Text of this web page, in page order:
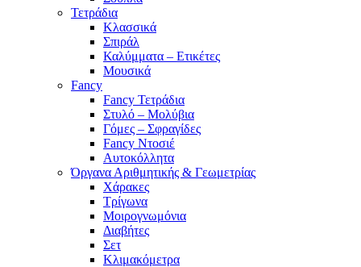
Τετράδια
Κλασσικά
Σπιράλ
Καλύμματα – Ετικέτες
Μουσικά
Fancy
Fancy Τετράδια
Στυλό – Μολύβια
Γόμες – Σφραγίδες
Fancy Ντοσιέ
Αυτοκόλλητα
Όργανα Αριθμητικής & Γεωμετρίας
Χάρακες
Τρίγωνα
Mοιρογνωμόνια
Διαβήτες
Σετ
Κλιμακόμετρα